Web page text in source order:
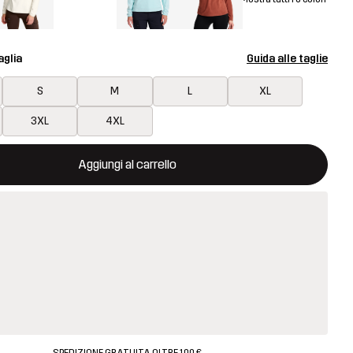
Guida alle taglie
S M L XL
3XL 4XL
Aggiungi al carrello
una finestra modale per confermare un nuovo articolo nel